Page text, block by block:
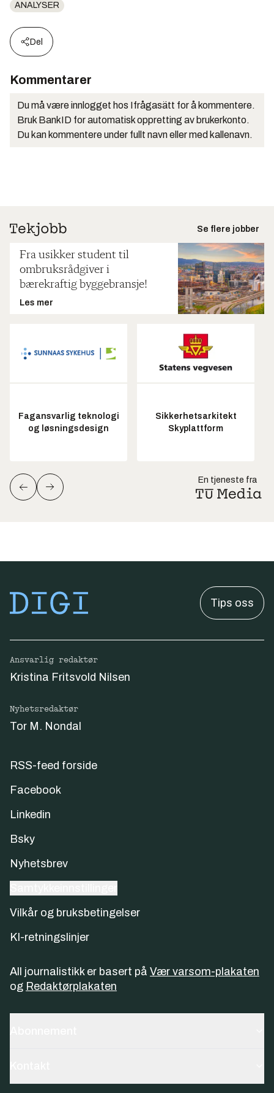
ANALYSER
Del
Kommentarer
Du må være innlogget hos Ifrågasätt for å kommentere.
Bruk BankID for automatisk oppretting av brukerkonto.
Du kan kommentere under fullt navn eller med kallenavn.
Se flere jobber
Fra usikker student til
ombruksrådgiver i
bærekraftig byggebransje!
Les mer
Fagansvarlig teknologi
og løsningsdesign
Sikkerhetsarkitekt
Skyplattform
En tjeneste fra
Tips oss
Ansvarlig redaktør
Kristina Fritsvold Nilsen
Nyhetsredaktør
Tor M. Nondal
RSS-feed forside
Facebook
Linkedin
Bsky
Nyhetsbrev
Vilkår og bruksbetingelser
KI-retningslinjer
All journalistikk er basert på Vær varsom-plakaten
og Redaktørplakaten